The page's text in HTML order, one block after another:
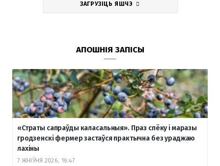
ЗАГРУЗІЦЬ ЯШЧЭ
АПОШНІЯ ЗАПІСЫ
«Страты сапраўды каласальныя». Праз спёку і маразы
гродзенскі фермер застаўся практычна без ураджаю
лахіны
7 ЖНІЎНЯ 2026, 16:47